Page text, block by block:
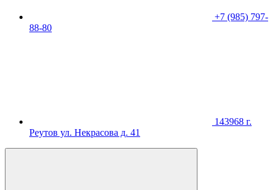
+7 (985) 797-
88-80
143968 г.
Реутов ул. Некрасова д. 41